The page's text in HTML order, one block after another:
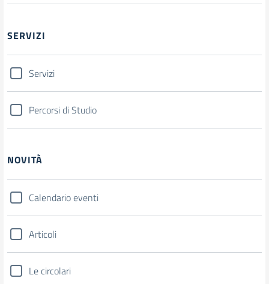
SERVIZI
Servizi
Percorsi di Studio
NOVITÀ
Calendario eventi
Articoli
Le circolari